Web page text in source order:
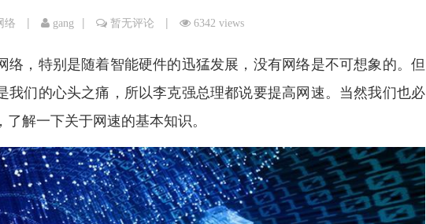
络 | gang | 暂无评论 | 6342 views
络，特别是随着智能硬件的迅猛发展，没有网络是不可想象的。但
我们的心头之痛，所以李克强总理都说要提高网速。当然我们也必
解一下关于网速的基本知识。